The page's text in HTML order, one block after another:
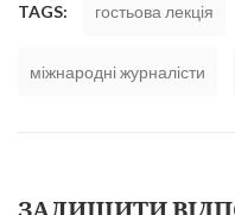
TAGS: гостьова лекція
міжнародні журналісти